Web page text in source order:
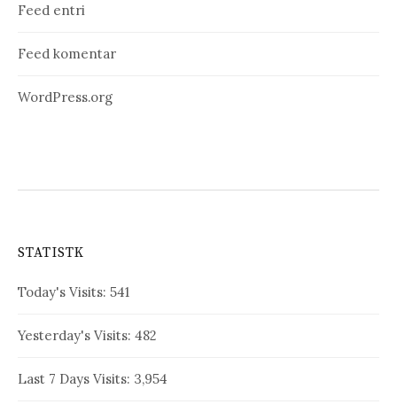
Feed entri
Feed komentar
WordPress.org
STATISTK
Today's Visits: 541
Yesterday's Visits: 482
Last 7 Days Visits: 3,954